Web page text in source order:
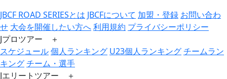
JBCF ROAD SERIESとは JBCFについて 加盟・登録 お問い合わ
せ 大会を開催したい方へ利用規約 プライバシーポリシー
Jプロツアー ＋
スケジュール個人ランキング U23個人ランキングチームラン
キングチーム・選手
Jエリートツアー ＋